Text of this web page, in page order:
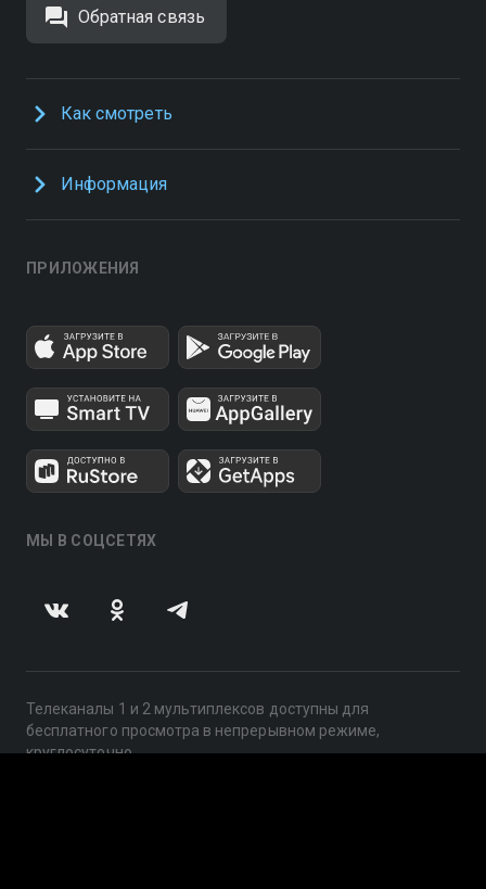
Обратная связь
Как смотреть
Информация
ПРИЛОЖЕНИЯ
МЫ В СОЦСЕТЯХ
Телеканалы 1 и 2 мультиплексов доступны для
бесплатного просмотра в непрерывном режиме,
круглосуточно.